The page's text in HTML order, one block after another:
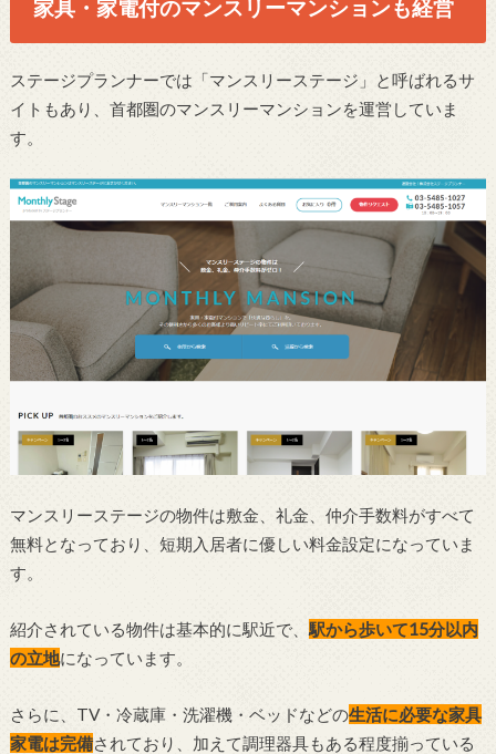
家具・家電付のマンスリーマンションも経営
ステージプランナーでは「マンスリーステージ」と呼ばれるサ
イトもあり、首都圏のマンスリーマンションを運営していま
す。
マンスリーステージの物件は敷金、礼金、仲介手数料がすべて
無料となっており、短期入居者に優しい料金設定になっていま
す。
紹介されている物件は基本的に駅近で、 駅から歩いて15分以内
の立地になっています。
さらに、TV・冷蔵庫・洗濯機・ベッドなどの生活に必要な家具
家電は完備されており、加えて調理器具もある程度揃っている